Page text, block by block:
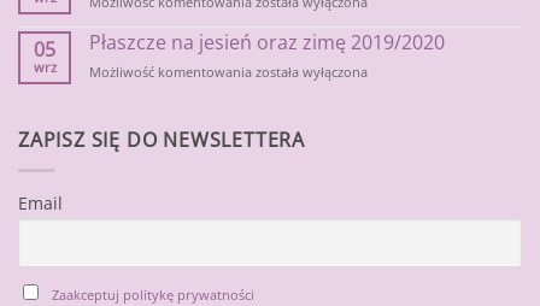
jesienne
05
wrz
Płaszcze na jesień oraz zimę 2019/2020
Możliwość komentowania Płaszcze
oraz
zimę
została wyłączona
ZAPISZ SIĘ DO NEWSLETTERA
Email
Zaakceptuj politykę prywatności